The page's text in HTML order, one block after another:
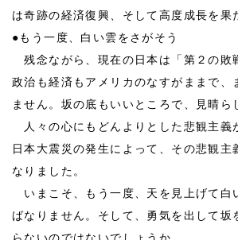
は奇跡の経済復興、そして高度成長を果
●もう一度、白い雲をさがそう
残念ながら、現在の日本は「第２の敗
政治も経済もアメリカのなすがままで、
ません。坂の底もいいところで、見晴ら
人々の心にもどんよりとした悲観主義
日本大震災の発生によって、その悲観主
なりました。
いまこそ、もう一度、天を見上げて白
ばなりません。そして、勇気を出して坂